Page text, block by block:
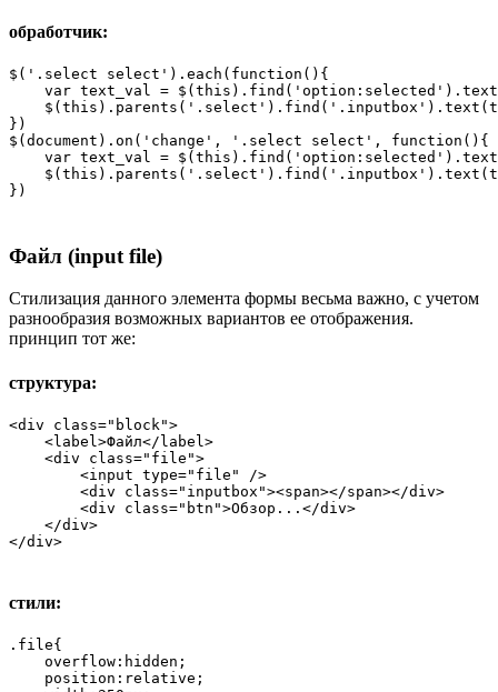
обработчик:
$('.select select').each(function(){
var text_val =
})
$(document).on('change', '.select select', function(){
var text_val =
})
Файл (input file)
Стилизация данного элемента формы весьма важно, с учетом
разнообразия возможных вариантов ее отображения.
принцип тот же:
структура:
<div class="block">
    <label>Файл</label>
    <div class="file">
        <input type="file" />
        <div class="inputbox"><span></span></div>
        <div class="btn">Обзор...</div>
    </div>
</div>
стили:
.file{
    overflow:hidden;
    position:relative;